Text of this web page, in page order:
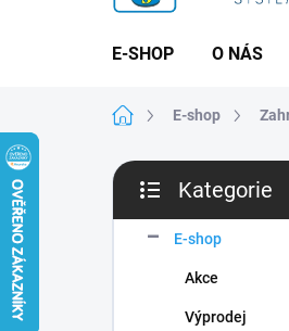
E-SHOP O NÁS
Domů E-shop
P
s
kategorie
Kategorie
E-shop
Akce
Výprodej